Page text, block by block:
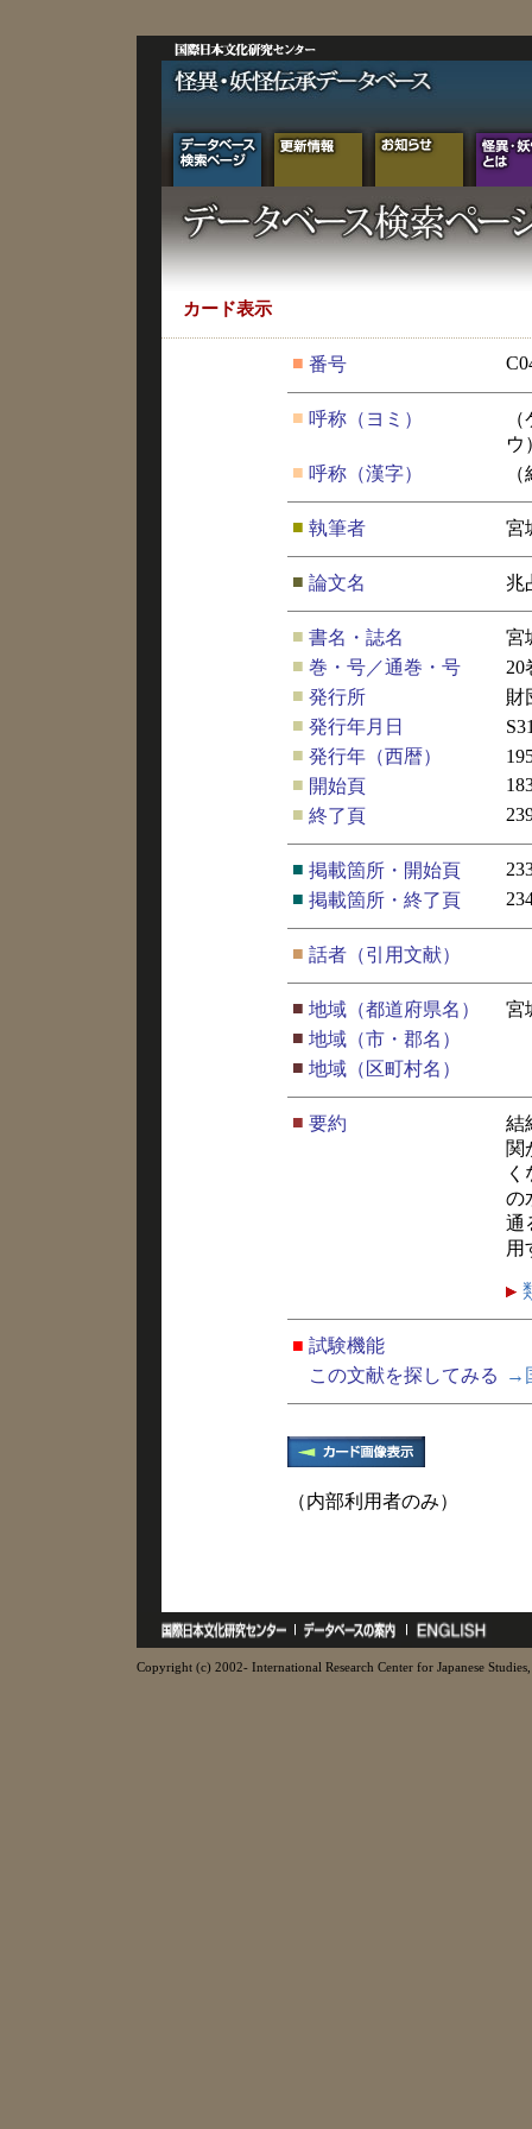
カード表示
■ 番号
■ 呼称（ヨミ）
ウ
■ 呼称（漢字）
■ 執筆者 宮
■ 論文名 兆
■ 書名・誌名
宮
■ 巻・号／通巻・号
20
■ 発行所
財
■ 発行年月日
■ 発行年（西暦）
■ 開始頁
■ 終了頁
■ 掲載箇所・開始頁
■ 掲載箇所・終了頁
■ 話者（引用文献）
■ 地域（都道府県名）
宮
■ 地域（市・郡名）
■ 地域（区町村名）
■ 要約
結
関
の
通
用
■ 試験機能
この文献を探してみる
→
（内部利用者のみ）
Copyright (c) 2002- International Research Center for Japanese